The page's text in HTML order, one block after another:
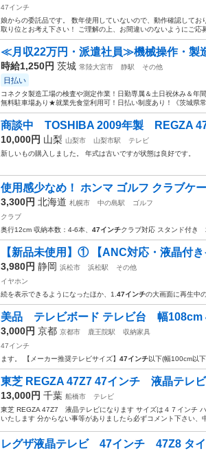
47インチ
娘からの委託品です。 数年使用していないので、動作確認して
取り位とお考え下さい！ ご理解の上、お間違いのないようにご
≪月収22万円・派遣社員≫機械操作・製
時給1,250円 茨城 常陸大宮市 静駅 その他
日払い
コネクタ製造工場の検査や測定作業！日勤専属＆土日祝休み＆
無料駐車場あり★就業先食堂利用可！日払い制度あり！《茨城県
商談中 TOSHIBA 2009年製 REGZA
10,000円 山梨 山梨市 山梨市駅
テレビ
新しいもの購入しました。 年式は古いですが状態は良好です。
使用感少なめ！ ホンマ ゴルフ クラブケ
3,300円 北海道 札幌市 中の島駅
ゴルフ
クラブ
奥行12cm 収納本数：4-6本、 47インチクラブ対応 スタンド付き
【新品未使用】① 【ANC対応・液晶付
3,980円 静岡 浜松市 浜松駅
その他
イヤホン
続を表示できるようになったほか、1. 47インチの大画面に再生中
美品 テレビボード テレビ台 幅
3,000円 京都 京都市 鹿王院駅
収納家具
47インチ
ます。 【メーカー推奨テレビサイズ】 47インチ以下(幅100cm以
東芝 REGZA 47Z7 47インチ 液晶テレ
13,000円 千葉 船橋市
テレビ
東芝 REGZA 47Z7 液晶テレビになります サイズは４７インチ
いたします 分からない事等がありましたら必ずコメント下さい、
レグザ液晶テレビ 47インチ 47Z8 タイ